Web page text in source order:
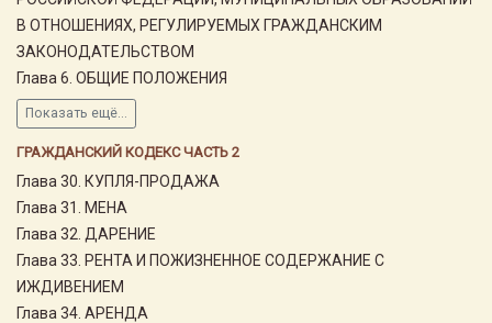
В ОТНОШЕНИЯХ, РЕГУЛИРУЕМЫХ ГРАЖДАНСКИМ
ЗАКОНОДАТЕЛЬСТВОМ
Глава 6. ОБЩИЕ ПОЛОЖЕНИЯ
Показать ещё...
ГРАЖДАНСКИЙ КОДЕКС ЧАСТЬ 2
Глава 30. КУПЛЯ-ПРОДАЖА
Глава 31. МЕНА
Глава 32. ДАРЕНИЕ
Глава 33. РЕНТА И ПОЖИЗНЕННОЕ СОДЕРЖАНИЕ С
ИЖДИВЕНИЕМ
Глава 34. АРЕНДА